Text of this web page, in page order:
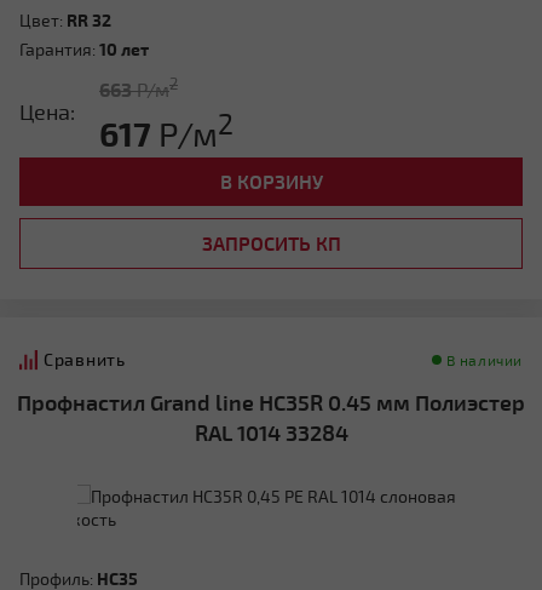
Цвет: RR 32
Гарантия: 10 лет
Цена:
663Р/м2
617 Р/м2
В КОРЗИНУ
ЗАПРОСИТЬ КП
Сравнить В наличии
Профнастил Grand line HC35R 0.45 мм Полиэстер
RAL 1014 33284
Профиль: HC35